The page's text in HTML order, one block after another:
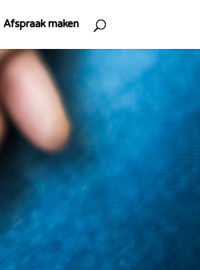
Afspraak maken